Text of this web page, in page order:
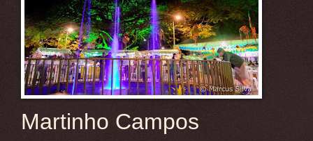
Martinho Campos